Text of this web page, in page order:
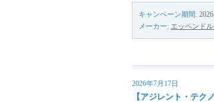
キャンペーン期間:
メーカー: エッペンド
2026年7月17日
【アジレント・テク